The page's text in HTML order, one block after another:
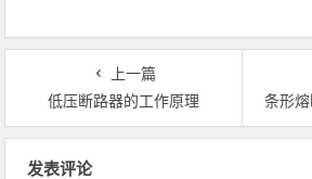
上一篇
低压断路器的工作原理
条形熔
发表评论